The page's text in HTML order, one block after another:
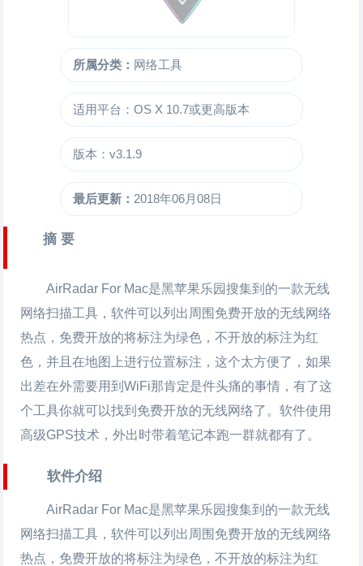
所属分类： 网络工具
适用平台：OS X 10.7或更高版本
版本：v3.1.9
最后更新： 2018年06月08日
摘 要
AirRadar For Mac是黑苹果乐园搜集到的一款无线
网络扫描工具，软件可以列出周围免费开放的无线网络
热点，免费开放的将标注为绿色，不开放的标注为红
色，并且在地图上进行位置标注，这个太方便了，如果
出差在外需要用到WiFi那肯定是件头痛的事情，有了这
个工具你就可以找到免费开放的无线网络了。软件使用
高级GPS技术，外出时带着笔记本跑一群就都有了。
软件介绍
AirRadar For Mac是黑苹果乐园搜集到的一款无线
网络扫描工具，软件可以列出周围免费开放的无线网络
热点，免费开放的将标注为绿色，不开放的标注为红